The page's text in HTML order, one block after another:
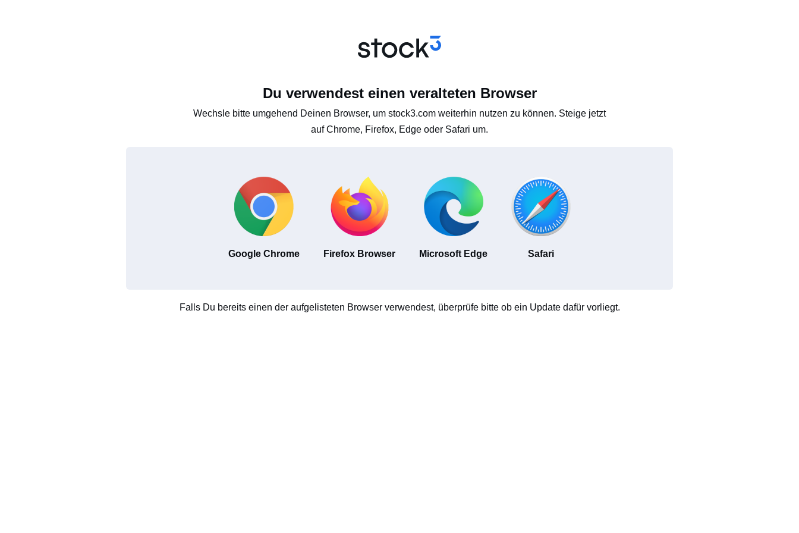
Du verwendest einen veralteten Browser
Wechsle bitte umgehend Deinen Browser, um stock3.com weiterhin nutzen zu können. Steige jetzt
auf Chrome, Firefox, Edge oder Safari um.
Google Chrome Firefox Browser Microsoft Edge Safari
Falls Du bereits einen der aufgelisteten Browser verwendest, überprüfe bitte ob ein Update dafür vorliegt.